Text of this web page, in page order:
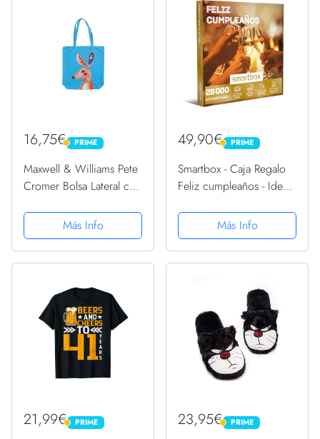
16,75€ PRIME
PRIME
Maxwell & Williams Pete
Cromer Bolsa Lateral con
100% Sarga de
Algodón, 42 x 41 cm –
Azul
Más Info
49,90€ PRIME
PRIME
Smartbox - Caja Regalo
Feliz cumpleaños - Idea
1 Experiencia de
Estancia, gastronomía,
Bienestar o Aventura
Más Info
21,99€ PRIME
PRIME 23,95€ PRIME
PRIME